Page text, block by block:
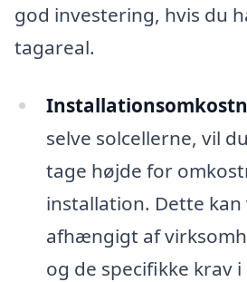
god investering, hvis du
tagareal.
selve solcellerne, vil
tage højde for
installation. Dette kan
afhængigt af
og de specifikke krav